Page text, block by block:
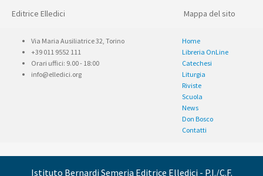
Editrice Elledici Mappa del sito
Via Maria Ausiliatrice 32, Torino
+39 011 9552 111
Orari uffici: 9.00 - 18:00
info@elledici.org
Home
Libreria OnLine
Catechesi
Liturgia
Riviste
Scuola
News
Don Bosco
Contatti
Istituto Bernardi Semeria Editrice Elledici - P.I./C.F.